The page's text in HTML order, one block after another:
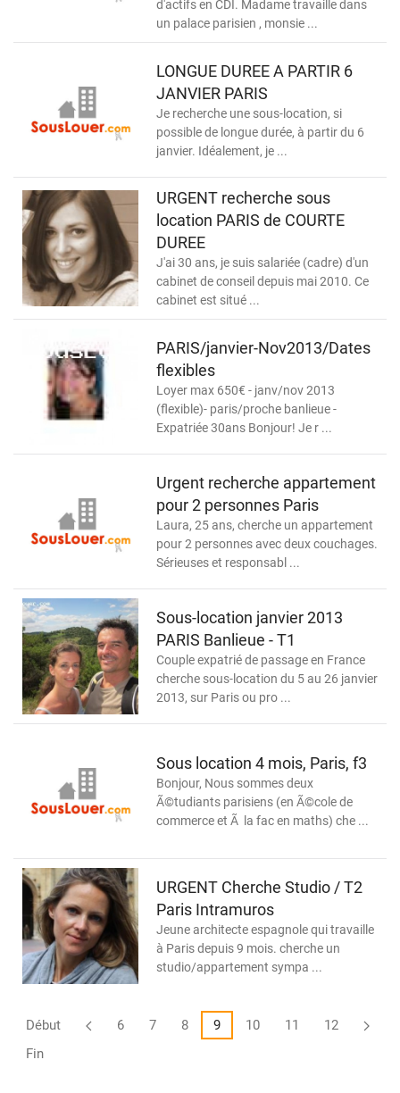
d'actifs en CDI. Madame travaille dans
un palace parisien , monsie ...
LONGUE DUREE A PARTIR 6
JANVIER PARIS
Je recherche une sous-location, si
possible de longue durée, à partir du 6
janvier. Idéalement, je ...
URGENT recherche sous
location PARIS de COURTE
DUREE
J'ai 30 ans, je suis salariée (cadre) d'un
cabinet de conseil depuis mai 2010. Ce
cabinet est situé ...
PARIS/janvier-Nov2013/Dates
flexibles
Loyer max 650€ - janv/nov 2013
(flexible)- paris/proche banlieue -
Expatriée 30ans Bonjour! Je r ...
Urgent recherche appartement
pour 2 personnes Paris
Laura, 25 ans, cherche un appartement
pour 2 personnes avec deux couchages.
Sérieuses et responsabl ...
Sous-location janvier 2013
PARIS Banlieue - T1
Couple expatrié de passage en France
cherche sous-location du 5 au 26 janvier
2013, sur Paris ou pro ...
Sous location 4 mois, Paris, f3
Bonjour, Nous sommes deux
Ã©tudiants parisiens (en Ã©cole de
commerce et Ã la fac en maths) che ...
URGENT Cherche Studio / T2
Paris Intramuros
Jeune architecte espagnole qui travaille
à Paris depuis 9 mois. cherche un
studio/appartement sympa ...
Début 6 7 8 9 10 11
12
Fin